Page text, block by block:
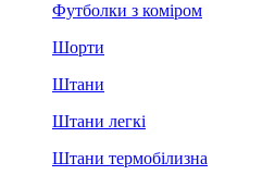
Футболки з коміром
Шорти
Штани
Штани легкі
Штани термобілизна